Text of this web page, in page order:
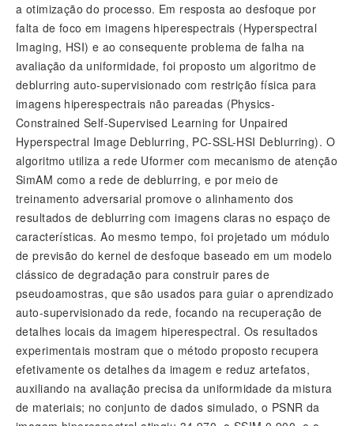
a otimização do processo. Em resposta ao desfoque por
falta de foco em imagens hiperespectrais (Hyperspectral
Imaging, HSI) e ao consequente problema de falha na
avaliação da uniformidade, foi proposto um algoritmo de
deblurring auto-supervisionado com restrição física para
imagens hiperespectrais não pareadas (Physics-
Constrained Self-Supervised Learning for Unpaired
Hyperspectral Image Deblurring, PC-SSL-HSI Deblurring). O
algoritmo utiliza a rede Uformer com mecanismo de atenção
SimAM como a rede de deblurring, e por meio de
treinamento adversarial promove o alinhamento dos
resultados de deblurring com imagens claras no espaço de
características. Ao mesmo tempo, foi projetado um módulo
de previsão do kernel de desfoque baseado em um modelo
clássico de degradação para construir pares de
pseudoamostras, que são usados para guiar o aprendizado
auto-supervisionado da rede, focando na recuperação de
detalhes locais da imagem hiperespectral. Os resultados
experimentais mostram que o método proposto recupera
efetivamente os detalhes da imagem e reduz artefatos,
auxiliando na avaliação precisa da uniformidade da mistura
de materiais; no conjunto de dados simulado, o PSNR da